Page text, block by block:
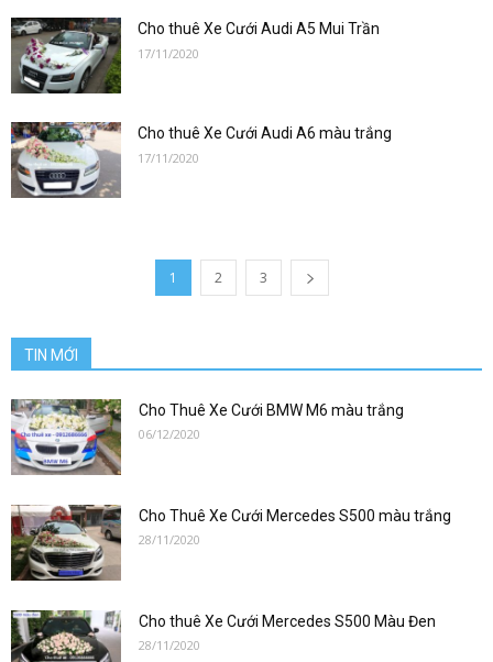
vip|
cưới
hạng
sang
Cho thuê Xe Cưới Audi A5 Mui Trần
17/11/2020
Cho thuê Xe Cưới Audi A6 màu trắng
17/11/2020
1 2 3
TIN MỚI
Cho Thuê Xe Cưới BMW M6 màu trắng
06/12/2020
Cho Thuê Xe Cưới Mercedes S500 màu trắng
28/11/2020
Cho thuê Xe Cưới Mercedes S500 Màu Đen
28/11/2020